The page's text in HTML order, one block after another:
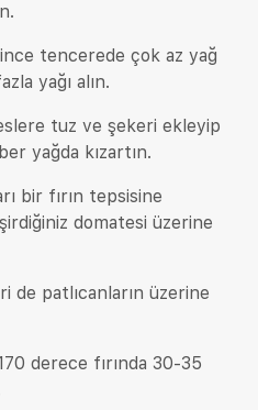
tencerede çok az yağ
yağı alın.
tuz ve şekeri ekleyip
yağda kızartın.
bir fırın tepsisine
domatesi üzerine
de patlıcanların üzerine
derece fırında 30-35